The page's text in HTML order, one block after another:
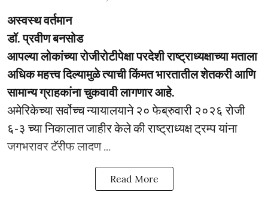
अस्वस्थ वर्तमान
डॉ. प्रवीण बनसोड
आपल्या लोकांच्या रोजीरोटीपेक्षा परदेशी राष्ट्राध्यक्षाच्या मताला
अधिक महत्त्व दिल्यामुळे त्याची किंमत भारतातील शेतकरी आणि
सामान्य ग्राहकांना चुकवावी लागणार आहे.
अमेरिकेच्या सर्वोच्च न्यायालयाने २० फेब्रुवारी २०२६ रोजी
६-३ च्या निकालात जाहीर केले की राष्ट्राध्यक्ष ट्रम्प यांना
जगभरावर टॅरीफ लादण ...
Read More